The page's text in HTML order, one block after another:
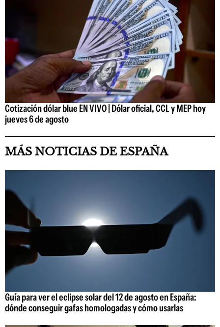
Cotización dólar blue EN VIVO | Dólar oficial, CCL y MEP hoy
jueves 6 de agosto
MÁS NOTICIAS DE ESPAÑA
Guía para ver el eclipse solar del 12 de agosto en España:
dónde conseguir gafas homologadas y cómo usarlas